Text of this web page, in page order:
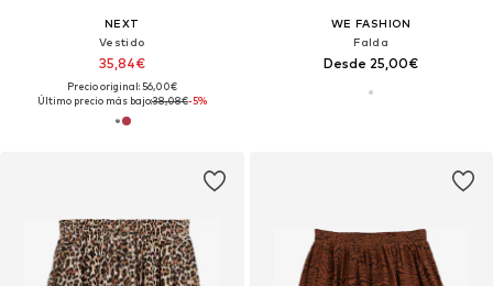
NEXT
Vestido
35,84€
Precio original: 56,00€
Último precio más bajo:38,08€-5%
WE FASHION
Falda
Desde 25,00€